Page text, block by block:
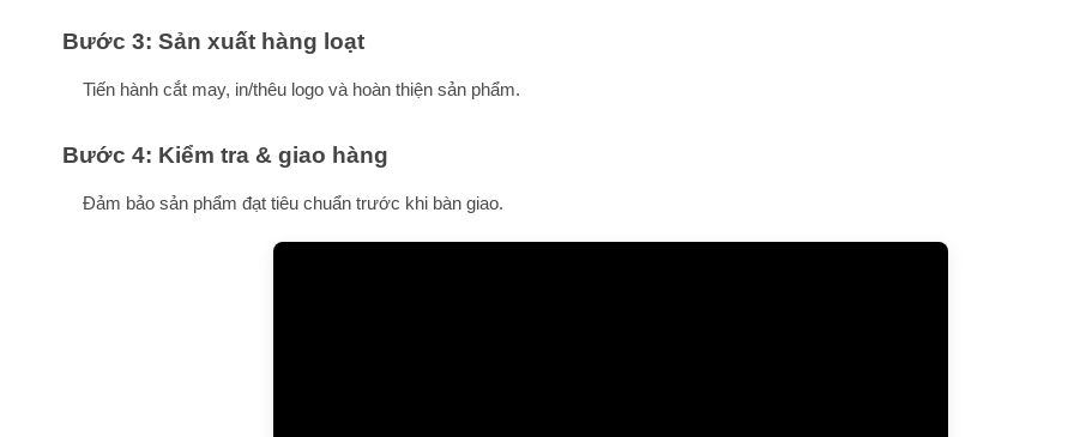
Bước 3: Sản xuất hàng loạt
Tiến hành cắt may, in/thêu logo và hoàn thiện sản phẩm.
Bước 4: Kiểm tra & giao hàng
Đảm bảo sản phẩm đạt tiêu chuẩn trước khi bàn giao.